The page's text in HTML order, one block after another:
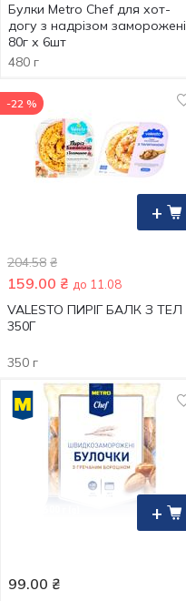
Булки Metro Chef для хот-
догу з надрізом заморожені
80г х 6шт
480 г
+
-22 %
204.58 ₴
159.00 ₴ до 11.08
VALESTO ПИРІГ БАЛК З ТЕЛ
350Г
350 г
+
99.00 ₴